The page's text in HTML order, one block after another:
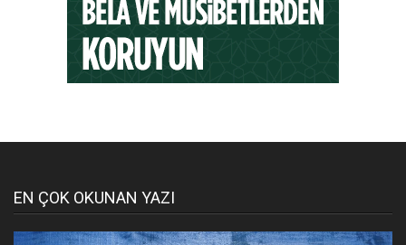
EN ÇOK OKUNAN YAZI